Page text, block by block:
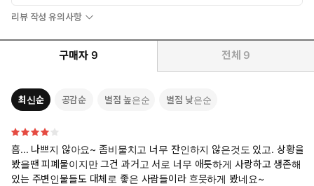
리뷰 작성 유의사항
구매자 9 전체 9
최신순 공감순 별점 높은순 별점 낮은순
흠... 나쁘지 않아요~ 좀비물치고 너무 잔인하지 않은것도 있고. 상황을
봤을땐 피폐물이지만 그건 과거고 서로 너무 애틋하게 사랑하고 생존해
있는 주변인물들도 대체로 좋은 사람들이라 흐믓하게 봤네요~